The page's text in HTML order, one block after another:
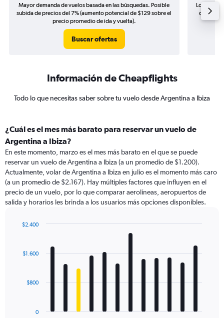
Mayor demanda de vuelos basada en las búsquedas. Posible
subida de precios del 7% (aumento potencial de $129 sobre el
precio promedio de ida y vuelta).
Buscar ofertas
Los
de
Información de Cheapflights
Todo lo que necesitas saber sobre tu vuelo desde Argentina a Ibiza
¿Cuál es el mes más barato para reservar un vuelo de
Argentina a Ibiza?
En este momento, marzo es el mes más barato en el que se puede
reservar un vuelo de Argentina a Ibiza (a un promedio de $1.200).
Actualmente, volar de Argentina a Ibiza en julio es el momento más caro
(a un promedio de $2.167). Hay múltiples factores que influyen en el
precio de un vuelo, por lo que comparar aerolíneas, aeropuertos de
salida y horarios les brinda a los usuarios más opciones disponibles.
with
12
The
0
$800
$1.600
$2.400